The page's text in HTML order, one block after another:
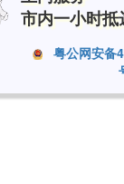
市内一小时抵
粤公网安备